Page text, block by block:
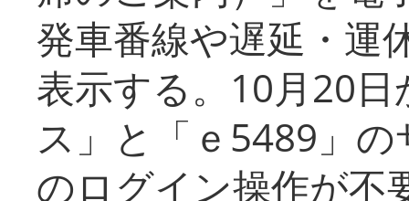
発車番線や遅延・運
表示する。10月20
ス」と「ｅ5489」
のログイン操作が不